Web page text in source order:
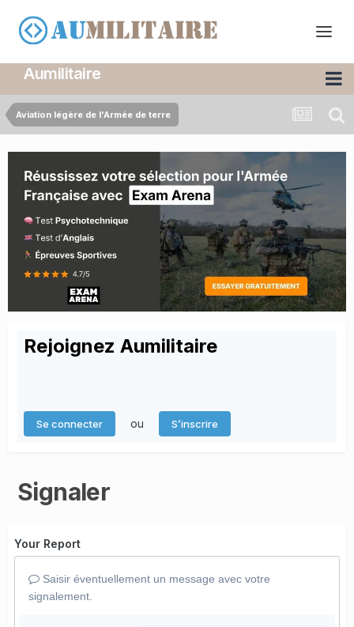
Aumilitaire
Aviation légère de l'Armée de terre
Rejoignez Aumilitaire
Se connecter ou S’inscrire
Signaler
Your Report
Saisir éventuellement un message avec votre
signalement.